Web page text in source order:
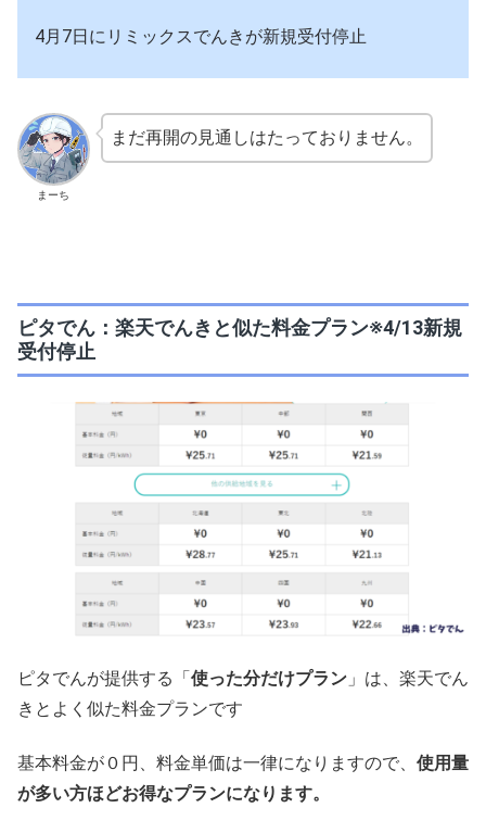
4月7日にリミックスでんきが新規受付停止
まーち
まだ再開の見通しはたっておりません。
ピタでん：楽天でんきと似た料金プラン※4/13新規
受付停止
ピタでんが提供する「使った分だけプラン 」は、楽天でん
きとよく似た料金プランです
基本料金が０円、料金単価は一律になりますので、 使用量
が多い方ほどお得なプランになります。